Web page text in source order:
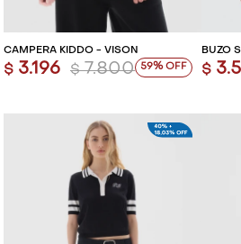
CAMPERA KIDDO - VISON
$ 3.196 $ 7.800 59
BUZO
$